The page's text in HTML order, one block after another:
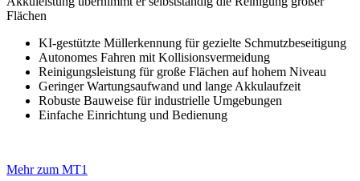
Flächen
KI-gestützte Müllerkennung für gezielte Schmutzbeseitigung
Autonomes Fahren mit Kollisionsvermeidung
Reinigungsleistung für große Flächen auf hohem Niveau
Geringer Wartungsaufwand und lange Akkulaufzeit
Robuste Bauweise für industrielle Umgebungen
Einfache Einrichtung und Bedienung
Mehr zum MT1